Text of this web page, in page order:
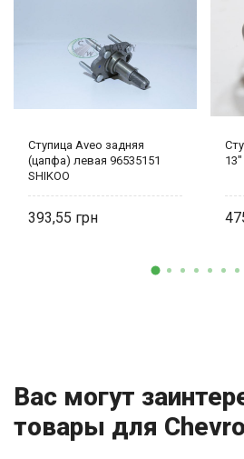
Ступица Aveo задняя
(цапфа) левая 96535151
SHIKOO
393,55
Вас могут
товары для